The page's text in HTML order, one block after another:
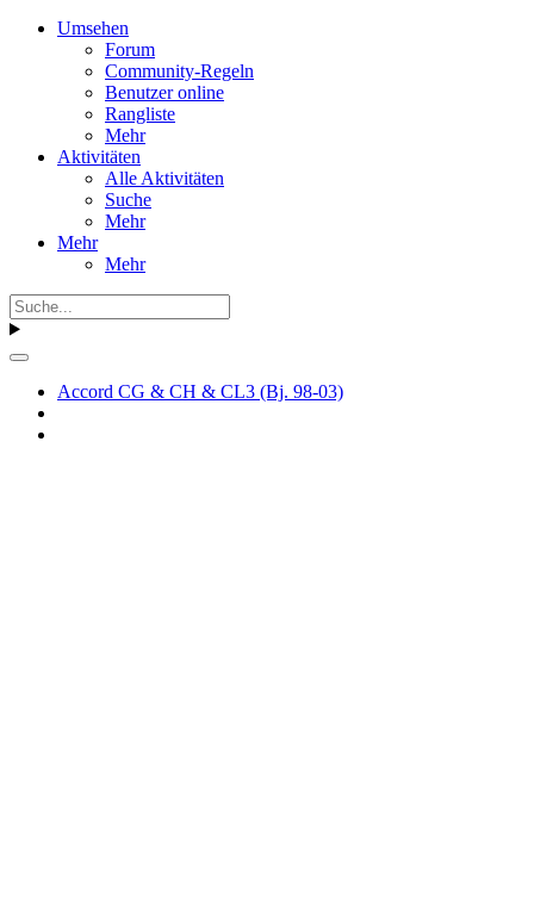
Umsehen
Forum
Community-Regeln
Benutzer online
Rangliste
Mehr
Aktivitäten
Alle Aktivitäten
Suche
Mehr
Mehr
Mehr
Accord CG & CH & CL3 (Bj. 98-03)